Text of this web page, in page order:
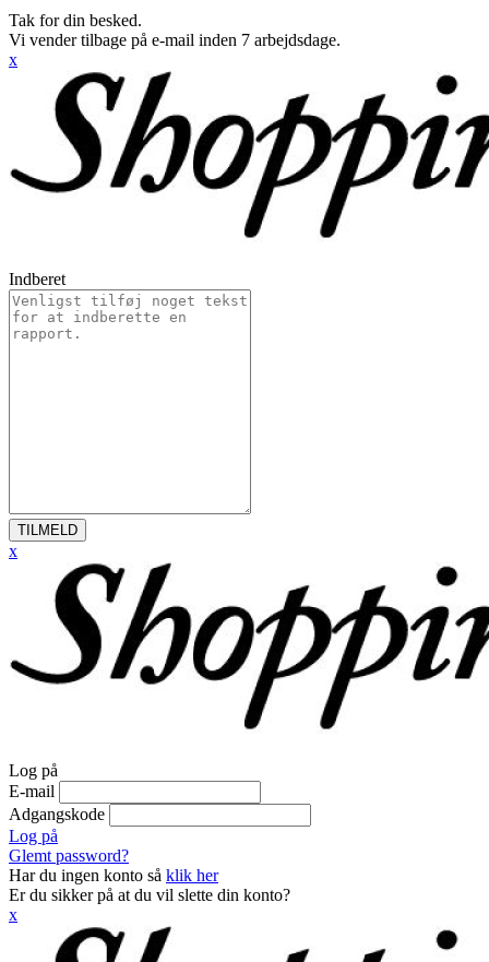
Tak for din besked.
Vi vender tilbage på e-mail inden 7 arbejdsdage.
x
Indberet
TILMELD
x
Log på
E-mail
Adgangskode
Log på
Glemt password?
Har du ingen konto så klik her
Er du sikker på at du vil slette din konto?
x